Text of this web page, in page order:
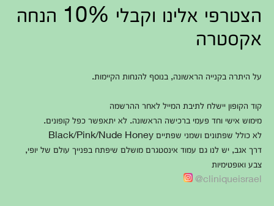
הצטרפי אלינו וקבלי 10% הנחה
אקסטרה
על היתרה בקנייה הראשונה, בנוסף להנחות הקיימות.
קוד הקופון יישלח לתיבת המייל לאחר ההרשמה
מימוש אישי וחד פעמי ברכישה הראשונה. לא יתאפשר כפל קופונים.
לא כולל שפתונים ושמני שפתיים Black/Pink/Nude Honey
דרך אגב, יש לנו גם עמוד אינסטגרם מושלם שיפתח בפנייך עולם של יופי,
צבע ואופטימיות
cliniqueisrael@